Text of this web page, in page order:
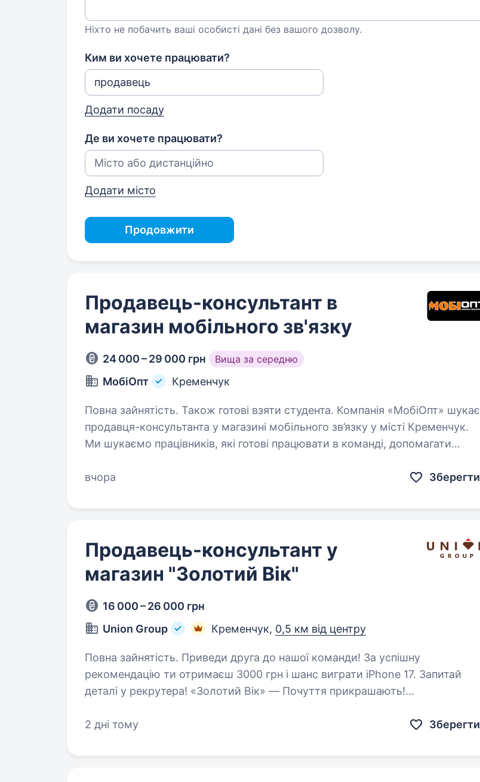
Ніхто не побачить ваші особисті дані без вашого дозволу.
Ким ви хочете працювати?
Додати посаду
Де ви хочете працювати?
Додати місто
Продовжити
Продавець-консультант в
магазин мобільного зв'язку
24 000 – 29 000 грн Вища за середню
МобіОпт Кременчук
Повна зайнятість. Також готові взяти студента. Компанія «МобіОпт» шукає
продавця-консультанта у магазині мобільного зв’язку у місті Кременчук.
Ми шукаємо працівників, які готові працювати в команді, допомагати
вчора
Зберегти
Продавець-консультант у
магазин "Золотий Вік"
16 000 – 26 000 грн
Union Group
Кременчук, 0,5 км від центру
Повна зайнятість. Приведи друга до нашої команди! За успішну
рекомендацію ти отримаєш 3000 грн і шанс виграти iPhone 17. Запитай
деталі у рекрутера! «Золотий Вік» — Почуття прикрашають!
2 дні тому
Зберегти